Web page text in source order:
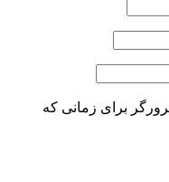
برای زمانی که